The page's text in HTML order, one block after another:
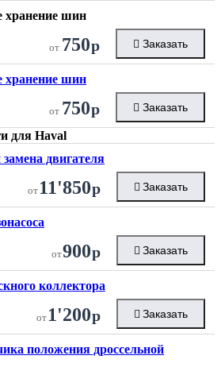
хранение шин
от 750р Заказать
хранение шин
от 750р Заказать
для Haval
двигателя
от 11'850р Заказать
от900р Заказать
коллектора
от 1'200р Заказать
положения дроссельной